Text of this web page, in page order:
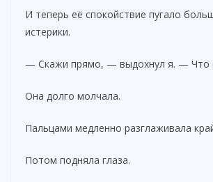
И теперь её спокойствие пугало
истерики.
— Скажи прямо, — выдохнул я. — Что
Она долго молчала.
Пальцами медленно разглаживала
Потом подняла глаза.